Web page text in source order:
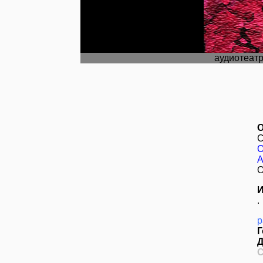
аудиотеатр
.